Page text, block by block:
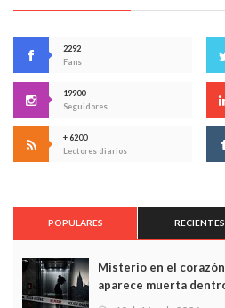
2292
Fans
19900
Seguidores
+ 6200
Lectores diarios
POPULARES RECIENTES
Misterio en el
aparece muerta
edificio y las cámaras